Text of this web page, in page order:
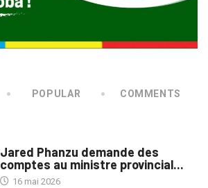
POPULAR COMMENTS
Jared Phanzu demande des
comptes au ministre provincial...
16 mai 2026